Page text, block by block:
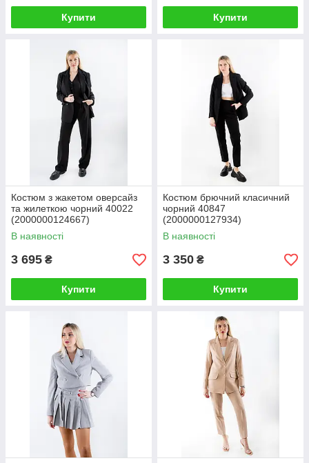
Купити Купити
Костюм з жакетом оверсайз
та жилеткою чорний 40022
(2000000124667)
В наявності
3 695 ₴
Купити
Костюм брючний класичний
чорний 40847
(2000000127934)
В наявності
3 350 ₴
Купити